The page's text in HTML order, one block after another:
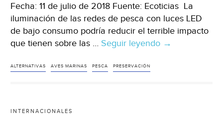
Fecha: 11 de julio de 2018 Fuente: Ecoticias La
iluminación de las redes de pesca con luces LED
de bajo consumo podría reducir el terrible impacto
que tienen sobre las … Seguir leyendo Las
→
ALTERNATIVAS AVES MARINAS PESCA PRESERVACIÓN
INTERNACIONALES